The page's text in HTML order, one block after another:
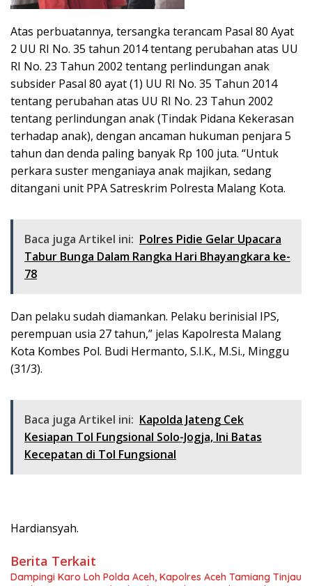
Atas perbuatannya, tersangka terancam Pasal 80 Ayat
2 UU RI No. 35 tahun 2014 tentang perubahan atas UU
RI No. 23 Tahun 2002 tentang perlindungan anak
subsider Pasal 80 ayat (1) UU RI No. 35 Tahun 2014
tentang perubahan atas UU RI No. 23 Tahun 2002
tentang perlindungan anak (Tindak Pidana Kekerasan
terhadap anak), dengan ancaman hukuman penjara 5
tahun dan denda paling banyak Rp 100 juta. “Untuk
perkara suster menganiaya anak majikan, sedang
ditangani unit PPA Satreskrim Polresta Malang Kota.
Baca juga Artikel ini: Polres Pidie Gelar Upacara
Tabur Bunga Dalam Rangka Hari Bhayangkara ke-
78
Dan pelaku sudah diamankan. Pelaku berinisial IPS,
perempuan usia 27 tahun,” jelas Kapolresta Malang
Kota Kombes Pol. Budi Hermanto, S.I.K., M.Si., Minggu
(31/3).
Baca juga Artikel ini: Kapolda Jateng Cek
Kesiapan Tol Fungsional Solo-Jogja, Ini Batas
Kecepatan di Tol Fungsional
Hardiansyah.
Berita Terkait
Dampingi Karo Loh Polda Aceh, Kapolres Aceh Tamiang Tinjau